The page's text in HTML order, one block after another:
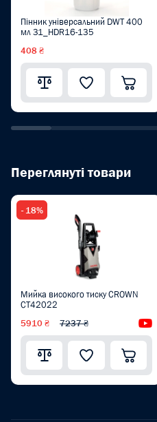
Пінник універсальний DWT 400
мл 31_HDR16-135
408 ₴
Переглянуті товари
- 18%
Мийка високого тиску CROWN
CT42022
5910 ₴ 7237 ₴